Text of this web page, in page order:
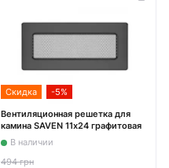
Скидка -5%
Вентиляционная решетка для
камина SAVEN 11х24 графитовая
В наличии
494 грн